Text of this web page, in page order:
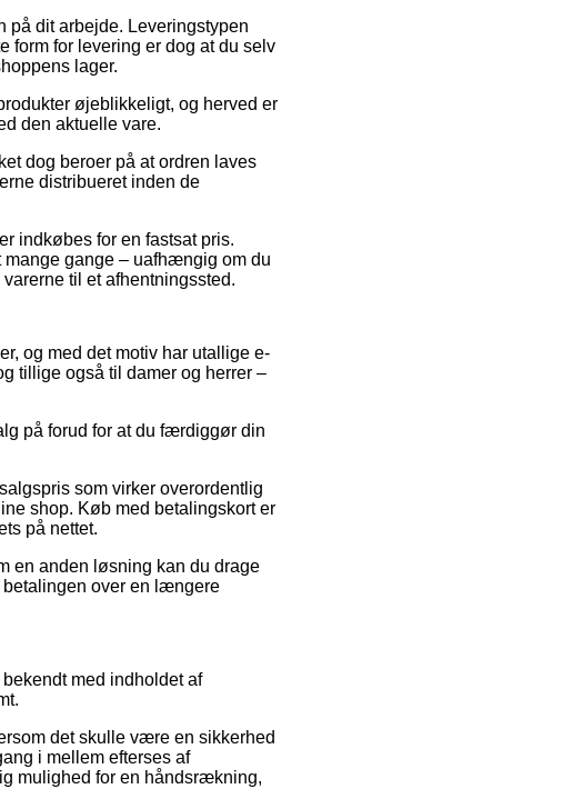
dit arbejde. Leveringstypen
form for levering er dog at du selv
lager.
øjeblikkeligt, og herved er
den aktuelle vare.
dog beroer på at ordren laves
distribueret inden de
indkøbes for en fastsat pris.
gange – uafhængig om du
til et afhentningssted.
og med det motiv har utallige e-
tillige også til damer og herrer –
på forud for at du færdiggør din
som virker overordentlig
shop. Køb med betalingskort er
på nettet.
en anden løsning kan du drage
betalingen over en længere
med indholdet af
det skulle være en sikkerhed
i mellem efterses af
mulighed for en håndsrækning,